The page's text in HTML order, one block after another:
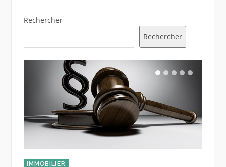
publications
Rechercher
Rechercher
IMMOBILIER